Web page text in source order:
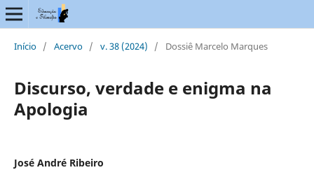
Início / Acervo / v. 38 (2024) / Dossiê Marcelo Marques
Discurso, verdade e enigma na
Apologia
José André Ribeiro